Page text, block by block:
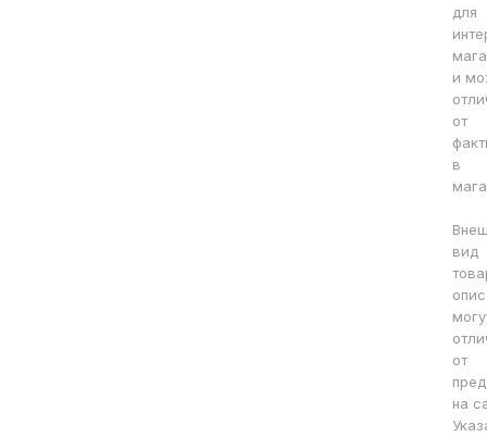
для
и
от
в
вид
от
на